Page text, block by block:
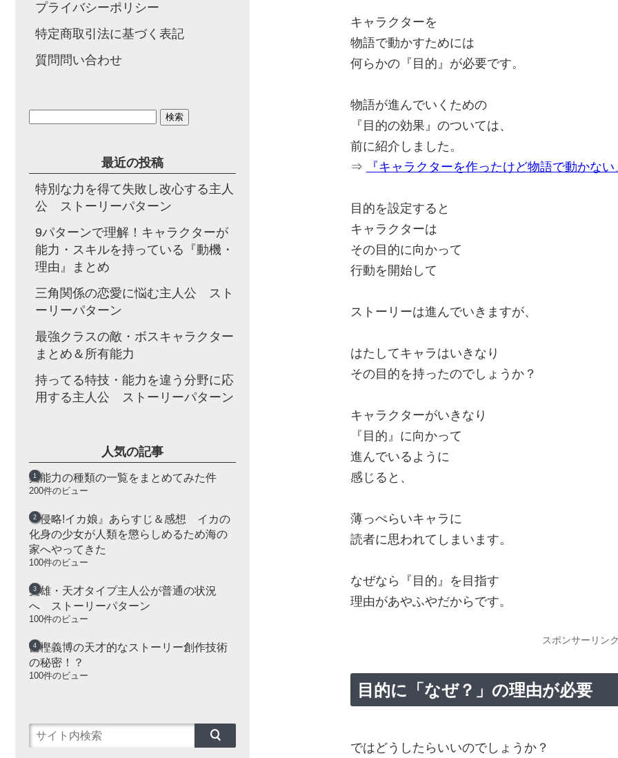
キャラクターを
物語で動かすためには
何らかの『目的』が必要です。
物語が進んでいくための
『目的の効果』のついては、
前に紹介しました。
⇒
『キャラクターを作ったけど物語で動かな
目的を設定すると
キャラクターは
その目的に向かって
行動を開始して
ストーリーは進んでいきますが、
はたしてキャラはいきなり
その目的を持ったのでしょうか？
キャラクターがいきなり
『目的』に向かって
進んでいるように
感じると、
薄っぺらいキャラに
読者に思われてしまいます。
なぜなら『目的』を目指す
理由があやふやだからです。
スポンサーリン
目的に「なぜ？」の理由が必要
ではどうしたらいいのでしょうか？
プライバシーポリシー
特定商取引法に基づく表記
質問問い合わせ
最近の投稿
特別な力を得て失敗し改心する主人
公 ストーリーパターン
9パターンで理解！キャラクターが
能力・スキルを持っている『動機・
理由』まとめ
三角関係の恋愛に悩む主人公 スト
ーリーパターン
最強クラスの敵・ボスキャラクター
まとめ＆所有能力
持ってる特技・能力を違う分野に応
用する主人公 ストーリーパターン
人気の記事
異能力の種類の一覧をまとめてみた件
200件のビュー
『侵略!イカ娘』あらすじ＆感想 イカの
化身の少女が人類を懲らしめるため海の
家へやってきた
100件のビュー
英雄・天才タイプ主人公が普通の状況
へ ストーリーパターン
100件のビュー
冨樫義博の天才的なストーリー創作技術
の秘密！？
100件のビュー